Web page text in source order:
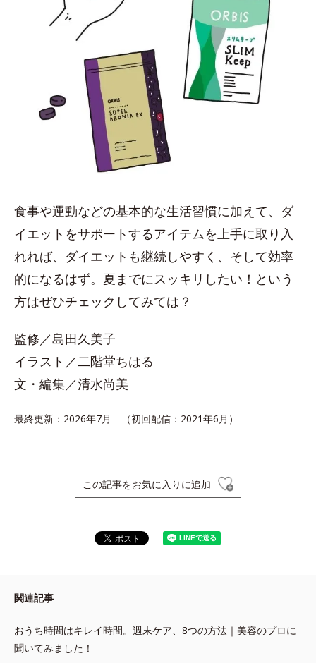
食事や運動などの基本的な生活習慣に加えて、ダ
イエットをサポートするアイテムを上手に取り入
れれば、ダイエットも継続しやすく、そして効率
的になるはず。夏までにスッキリしたい！という
方はぜひチェックしてみては？
監修／島田久美子
イラスト／二階堂ちはる
文・編集／清水尚美
最終更新：2026年7月 （初回配信：2021年6月）
この記事をお気に入りに追加
関連記事
おうち時間はキレイ時間。週末ケア、8つの方法｜美容のプロに
聞いてみました！